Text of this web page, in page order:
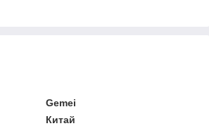
Gemei
Китай